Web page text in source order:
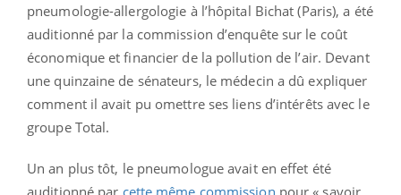
pneumologie-allergologie à l’hôpital Bichat (Paris), a été
auditionné par la commission d’enquête sur le coût
économique et financier de la pollution de l’air. Devant
une quinzaine de sénateurs, le médecin a dû expliquer
comment il avait pu omettre ses liens d’intérêts avec le
groupe Total.
Un an plus tôt, le pneumologue avait en effet été
auditionné par cette même commission pour « savoir